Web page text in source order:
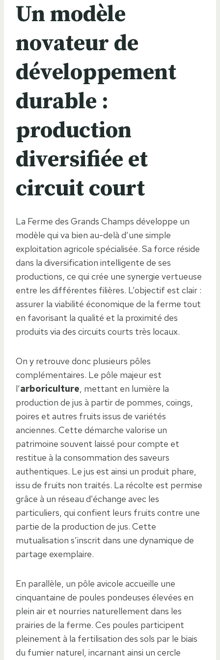
Un modèle
novateur de
développement
durable :
production
diversifiée et
circuit court
La Ferme des Grands Champs développe un
modèle qui va bien au-delà d’une simple
exploitation agricole spécialisée. Sa force réside
dans la diversification intelligente de ses
productions, ce qui crée une synergie vertueuse
entre les différentes filières. L’objectif est clair :
assurer la viabilité économique de la ferme tout
en favorisant la qualité et la proximité des
produits via des circuits courts très locaux.
On y retrouve donc plusieurs pôles
complémentaires. Le pôle majeur est
l’arboriculture, mettant en lumière la
production de jus à partir de pommes, coings,
poires et autres fruits issus de variétés
anciennes. Cette démarche valorise un
patrimoine souvent laissé pour compte et
restitue à la consommation des saveurs
authentiques. Le jus est ainsi un produit phare,
issu de fruits non traités. La récolte est permise
grâce à un réseau d’échange avec les
particuliers, qui confient leurs fruits contre une
partie de la production de jus. Cette
mutualisation s’inscrit dans une dynamique de
partage exemplaire.
En parallèle, un pôle avicole accueille une
cinquantaine de poules pondeuses élevées en
plein air et nourries naturellement dans les
prairies de la ferme. Ces poules participent
pleinement à la fertilisation des sols par le biais
du fumier naturel, incarnant ainsi un cercle